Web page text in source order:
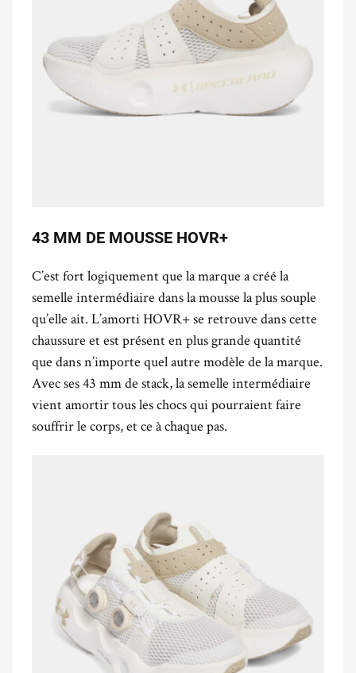
43 MM DE MOUSSE HOVR+
C’est fort logiquement que la marque a créé la
semelle intermédiaire dans la mousse la plus souple
qu’elle ait. L’amorti HOVR+ se retrouve dans cette
chaussure et est présent en plus grande quantité
que dans n’importe quel autre modèle de la marque.
Avec ses 43 mm de stack, la semelle intermédiaire
vient amortir tous les chocs qui pourraient faire
souffrir le corps, et ce à chaque pas.